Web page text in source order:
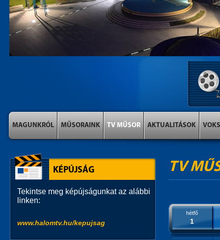
MAGUNKRÓL MŰSORAINK TV MŰSOR AKTUALITÁSOK VOKS
TV
hétfő
1
KÉPÚJSÁG
Tekintse meg képújságunkat az alábbi
linken:
www.halomtv.hu/kepujsag